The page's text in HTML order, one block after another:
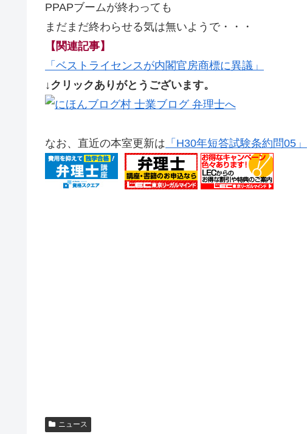
PPAPブームが終わっても
まだまだ終わらせる気は無いようで・・・
【関連記事】
「ベストライセンスが内閣官房商標に異議」
↓クリックありがとうございます。
なお、直近の本室更新は 「H30年短答試験条約問05」
ニュース